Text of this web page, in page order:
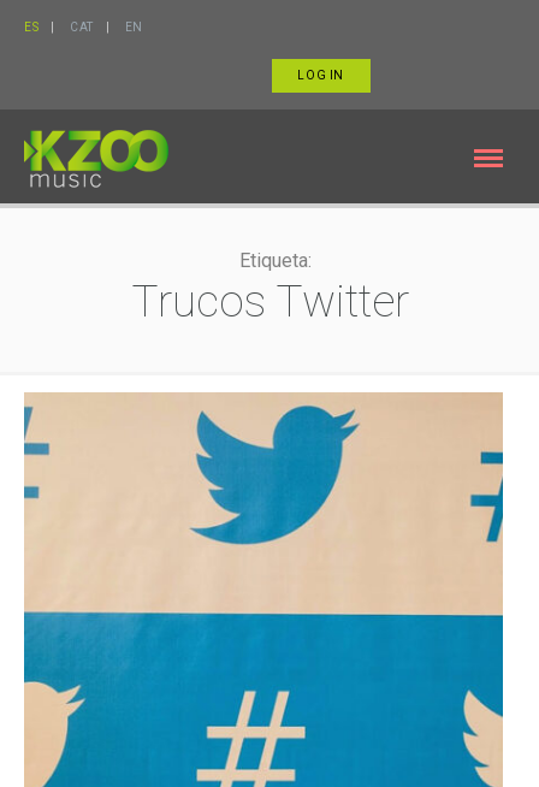
ES CAT EN
LOG IN
Etiqueta:
Trucos Twitter